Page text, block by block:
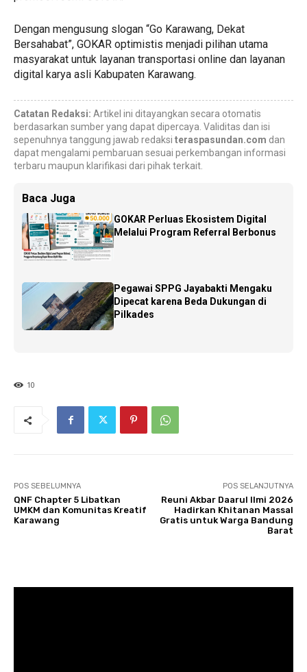
Dengan mengusung slogan “Go Karawang, Dekat
Bersahabat”, GOKAR optimistis menjadi pilihan utama
masyarakat untuk layanan transportasi online dan layanan
digital karya asli Kabupaten Karawang.
Catatan Redaksi: Artikel ini ditayangkan secara otomatis
berdasarkan sumber yang dapat dipercaya. Validitas dan isi
sepenuhnya tanggung jawab redaksi teraspasundan.com dan
dapat mengalami pembaruan sesuai perkembangan informasi
terbaru maupun klarifikasi dari pihak terkait.
Baca Juga
GOKAR Perluas Ekosistem Digital
Melalui Program Referral Berbonus
Pegawai SPPG Jayabakti Mengaku
Dipecat karena Beda Dukungan di
Pilkades
10
POS SEBELUMNYA
QNF Chapter 5 Libatkan
UMKM dan Komunitas Kreatif
Karawang
POS SELANJUTNYA
Reuni Akbar Daarul Ilmi 2026
Hadirkan Khitanan Massal
Gratis untuk Warga Bandung
Barat